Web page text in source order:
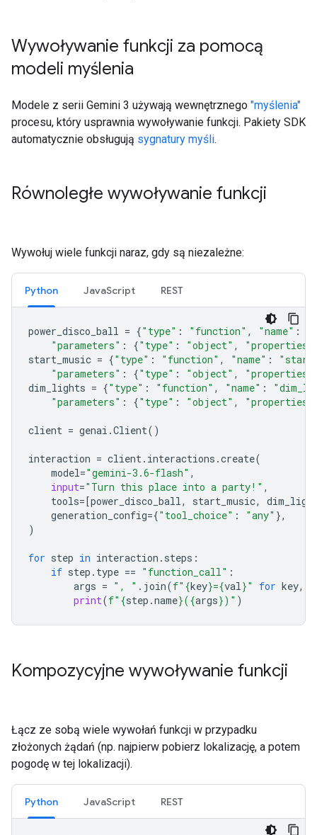
Wywoływanie funkcji za pomocą
modeli myślenia
Modele z serii Gemini 3 używają wewnętrznego "myślenia"
procesu, który usprawnia wywoływanie funkcji. Pakiety SDK
automatycznie obsługują sygnatury myśli.
Równoległe wywoływanie funkcji
Wywołuj wiele funkcji naraz, gdy są niezależne:
Python JavaScript REST
power_disco_ball = {"type" : "function" , "name" :
"parameters" : {"type" : "object" , "properties"
start_music = {"type" : "function" , "name" :
"parameters" : {"type" : "object" , "properties"
dim_lights = {"type" : "function" , "name" :
"parameters" : {"type" : "object" , "properties"
client = genai .Client()
interaction = client. interactions .create(
model="gemini-3.6-flash" ,
input="Turn this place into a party!" ,
tools= [power_disco_ball, start_music,
generation_config={"tool_choice" : "any" },
)
for step in interaction . steps :
if step . type == "function_call" :
args = ", " . join(f" {key}={val}" for key,
print(f" {step .name}({args})" )
Kompozycyjne wywoływanie funkcji
Łącz ze sobą wiele wywołań funkcji w przypadku
złożonych żądań (np. najpierw pobierz lokalizację, a potem
pogodę w tej lokalizacji).
Python JavaScript REST